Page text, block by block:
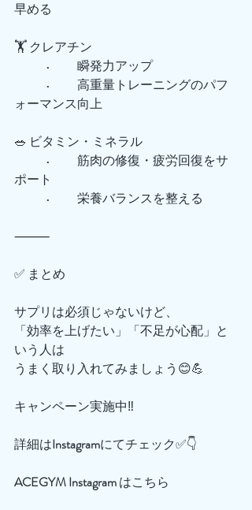
早める
🏋️ クレアチン
	•	瞬発力アップ
ォーマンス向上
🥗 ビタミン・ミネラル
ポート
	•	栄養バランスを整える
⸻
✅ まとめ
サプリは必須じゃないけど、
「効率を上げたい」「不足が心配」と
いう人は
うまく取り入れてみましょう😊💪
キャンペーン実施中‼️
詳細はInstagramにてチェック✅👇
ACEGYMInstagram はこちら